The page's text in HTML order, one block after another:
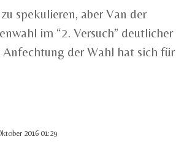
spekulieren, aber Van der
im “2. Versuch” deutlicher
der Wahl hat sich für
2016 01:29